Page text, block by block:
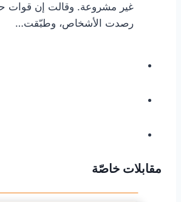
غير مشروعة. وقالت إن قوات
رصدت الأشخاص، وطبّقت…
مقابلات خاصّة